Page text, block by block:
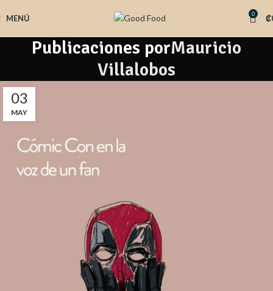
MENÚ 0 ₡
Publicaciones porMauricio
Villalobos
03
MAY